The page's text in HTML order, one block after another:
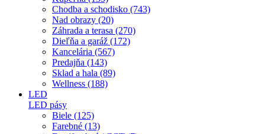
Chodba a schodisko (743)
Nad obrazy (20)
Záhrada a terasa (270)
Dieľňa a garáž (172)
Kancelária (567)
Predajňa (143)
Sklad a hala (89)
Wellness (188)
LED
LED pásy
Biele (125)
Farebné (13)